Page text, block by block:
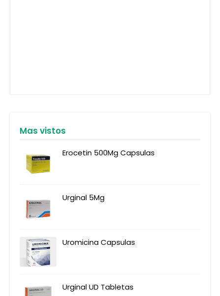
Mas vistos
Erocetin 500Mg Capsulas
Urginal 5Mg
Uromicina Capsulas
Urginal UD Tabletas